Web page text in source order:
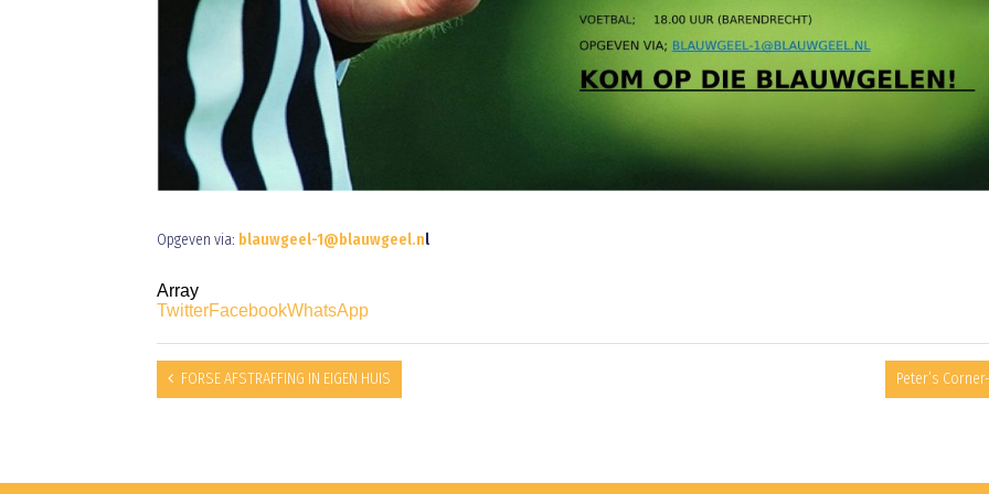
Opgeven via: blauwgeel-1@blauwgeel.nl
Array
TwitterFacebookWhatsApp
FORSE AFSTRAFFING IN EIGEN HUIS Peter’s